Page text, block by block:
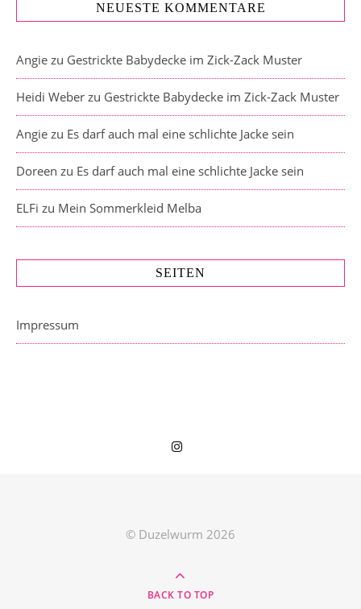
NEUESTE KOMMENTARE
Angie zu Gestrickte Babydecke im Zick-Zack Muster
Heidi Weber zu Gestrickte Babydecke im Zick-Zack Muster
Angie zu Es darf auch mal eine schlichte Jacke sein
Doreen zu Es darf auch mal eine schlichte Jacke sein
ELFi zu Mein Sommerkleid Melba
SEITEN
Impressum
© Duzelwurm 2026
BACK TO TOP